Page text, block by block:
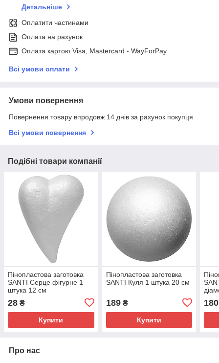
Детальніше
Оплатити частинами
Оплата на рахунок
Оплата картою Visa, Mastercard - WayForPay
Всі умови оплати
Умови повернення
Повернення товару впродовж 14 днів за рахунок покупця
Всі умови повернення
Подібні товари компанії
Пінопластова заготовка
SANTI Серце фігурне 1
штука 12 см
28 ₴
Купити
Пінопластова заготовка
SANTI Куля 1 штука 20 см
189₴
Купити
180
Про нас